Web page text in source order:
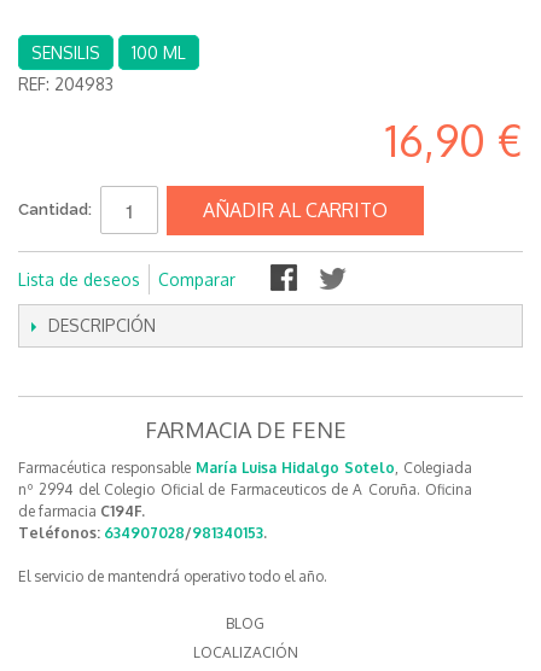
SENSILIS
100 ML
REF: 204983
16,90 €
Cantidad: AÑADIR AL CARRITO
Lista de deseos Comparar
DESCRIPCIÓN
FARMACIA DE FENE
Farmacéutica responsable María Luisa Hidalgo Sotelo, Colegiada
nº 2994 del Colegio Oficial de Farmaceuticos de A Coruña. Oficina
de farmacia C194F.
Teléfonos: 634907028/981340153.
El servicio de mantendrá operativo todo el año.
BLOG
LOCALIZACIÓN